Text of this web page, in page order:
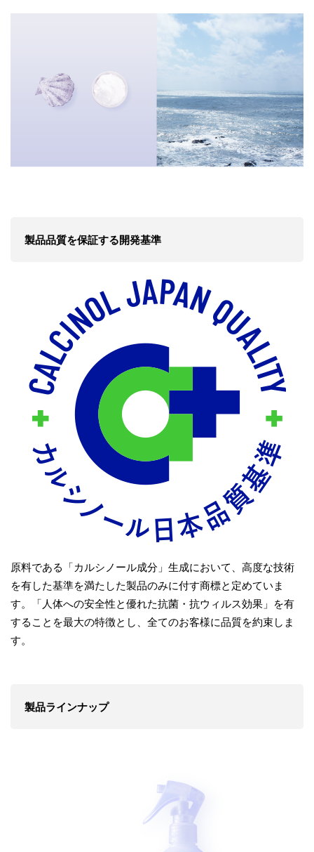
製品品質を保証する開発基準
原料である「カルシノール成分」生成において、高度な技術
を有した基準を満たした製品のみに付す商標と定めていま
す。「人体への安全性と優れた抗菌・抗ウィルス効果」を有
することを最大の特徴とし、全てのお客様に品質を約束しま
す。
製品ラインナップ